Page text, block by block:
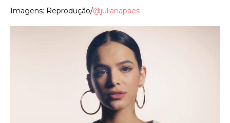
Imagens: Reprodução/@julianapaes